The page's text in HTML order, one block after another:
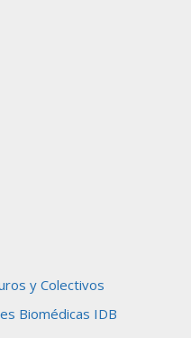
y Colectivos
Biomédicas IDB